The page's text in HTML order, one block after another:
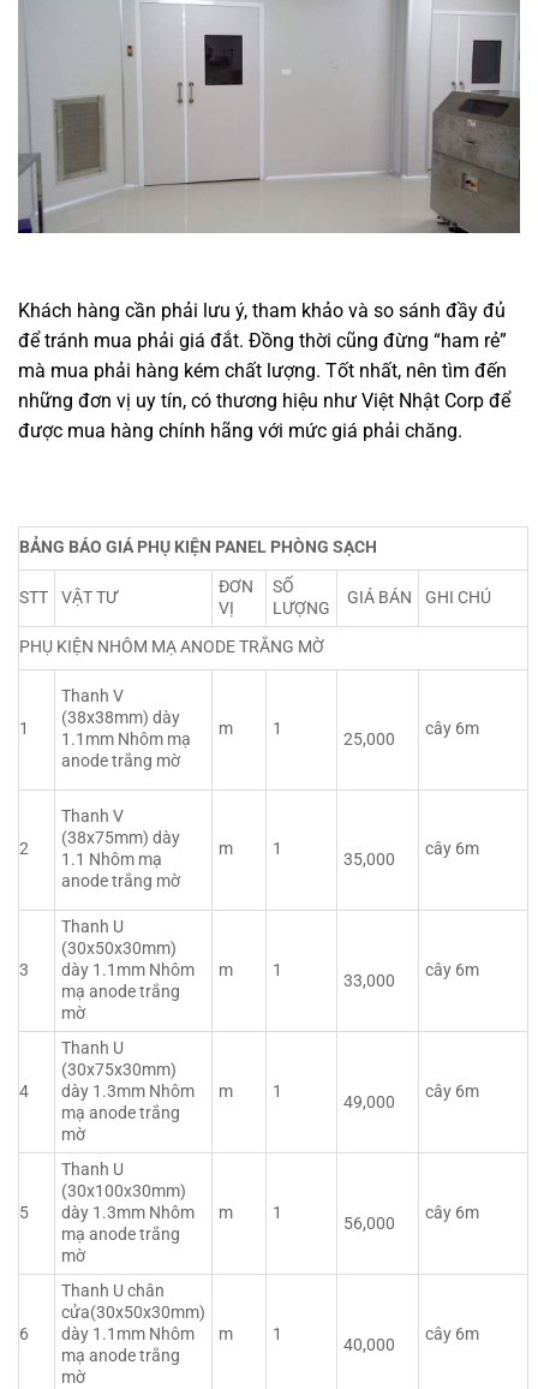
Khách hàng cần phải lưu ý, tham khảo và so sánh đầy đủ
để tránh mua phải giá đắt. Đồng thời cũng đừng “ham rẻ”
mà mua phải hàng kém chất lượng. Tốt nhất, nên tìm đến
những đơn vị uy tín, có thương hiệu như Việt Nhật Corp để
được mua hàng chính hãng với mức giá phải chăng.
BẢNG BÁO GIÁ PHỤ KIỆN PANEL PHÒNG SẠCH
STT VẬT TƯ
ĐƠN
VỊ
SỐ
LƯỢNG
GIÁ BÁN GHI CHÚ
PHỤ KIỆN NHÔM MẠ ANODE TRẮNG MỜ
1
Thanh V
(38x38mm) dày
1.1mm Nhôm mạ
anode trắng mờ
m 1
25,000
cây 6m
2
Thanh V
(38x75mm) dày
1.1 Nhôm mạ
anode trắng mờ
m 1
35,000
cây 6m
3
Thanh U
(30x50x30mm)
dày 1.1mm Nhôm
mạ anode trắng
mờ
m 1
33,000
cây 6m
4
Thanh U
(30x75x30mm)
dày 1.3mm Nhôm
mạ anode trắng
mờ
m 1
49,000
cây 6m
5
Thanh U
(30x100x30mm)
dày 1.3mm Nhôm
mạ anode trắng
mờ
m 1
56,000
cây 6m
6
Thanh U chân
cửa(30x50x30mm)
dày 1.1mm Nhôm
mạ anode trắng
mờ
m 1
40,000
cây 6m